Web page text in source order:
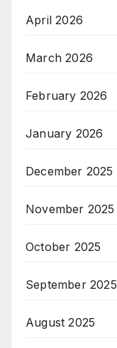
April 2026
March 2026
February 2026
January 2026
December 2025
November 2025
October 2025
September 2025
August 2025